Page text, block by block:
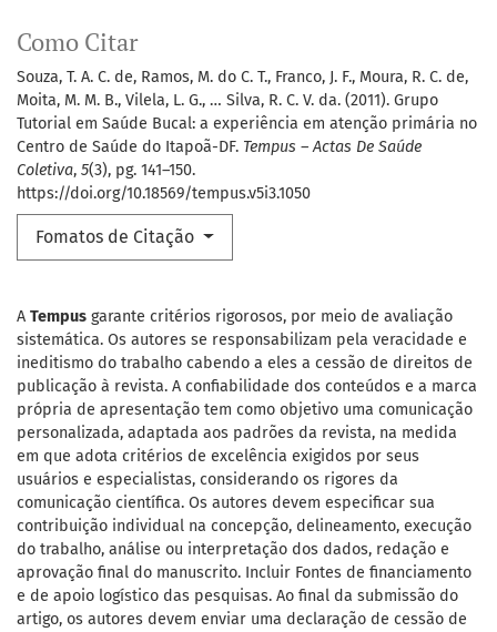
Como Citar
Souza, T. A. C. de, Ramos, M. do C. T., Franco, J. F., Moura, R. C. de,
Moita, M. M. B., Vilela, L. G., … Silva, R. C. V. da. (2011). Grupo
Tutorial em Saúde Bucal: a experiência em atenção primária no
Centro de Saúde do Itapoã-DF. Tempus – Actas De Saúde
Coletiva, 5(3), pg. 141–150.
https://doi.org/10.18569/tempus.v5i3.1050
Fomatos de Citação
A Tempus garante critérios rigorosos, por meio de avaliação
sistemática. Os autores se responsabilizam pela veracidade e
ineditismo do trabalho cabendo a eles a cessão de direitos de
publicação à revista. A confiabilidade dos conteúdos e a marca
própria de apresentação tem como objetivo uma comunicação
personalizada, adaptada aos padrões da revista, na medida
em que adota critérios de excelência exigidos por seus
usuários e especialistas, considerando os rigores da
comunicação científica. Os autores devem especificar sua
contribuição individual na concepção, delineamento, execução
do trabalho, análise ou interpretação dos dados, redação e
aprovação final do manuscrito. Incluir Fontes de financiamento
e de apoio logístico das pesquisas. Ao final da submissão do
artigo, os autores devem enviar uma declaração de cessão de